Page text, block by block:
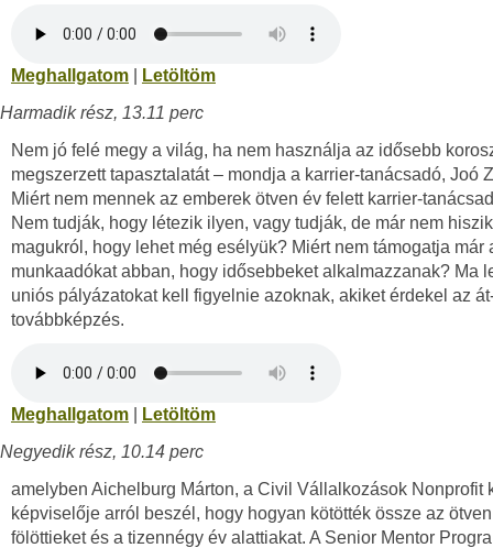
Meghallgatom
Letöltöm
Harmadik rész, 13.11 perc
Nem jó felé megy a világ, ha nem használja az idősebb
megszerzett tapasztalatát – mondja a karrier-tanácsadó, Joó
Miért nem mennek az emberek ötven év felett karrier-
Nem tudják, hogy létezik ilyen, vagy tudják, de már nem
magukról, hogy lehet még esélyük? Miért nem támogatja már
munkaadókat abban, hogy idősebbeket alkalmazzanak? Ma
uniós pályázatokat kell figyelnie azoknak, akiket érdekel az
továbbképzés.
Meghallgatom
Letöltöm
Negyedik rész, 10.14 perc
amelyben Aichelburg Márton, a Civil Vállalkozások Nonprofit
képviselője arról beszél, hogy hogyan kötötték össze az ötven
fölöttieket és a tizennégy év alattiakat. A Senior Mentor